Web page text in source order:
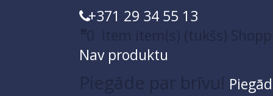
+371 29 34 55 13
0
item item(s) (tukšs)
Nav produktu
Piegāde par brīvu!